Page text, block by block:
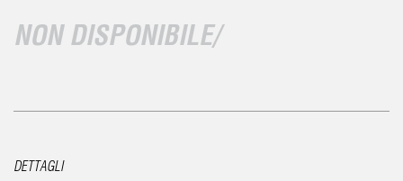
NON DISPONIBILE/
DETTAGLI